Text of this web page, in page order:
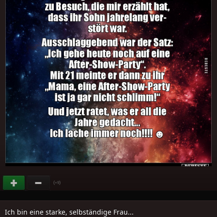
(+9)
Ich bin eine starke, selbständige Frau...